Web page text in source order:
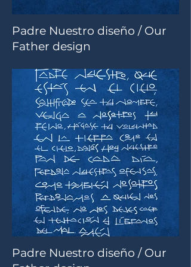
Padre Nuestro diseño / Our
Father design
Padre Nuestro diseño / Our